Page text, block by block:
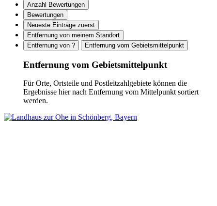
Anzahl Bewertungen
Bewertungen
Neueste Einträge zuerst
Entfernung von meinem Standort
Entfernung von ?
Entfernung vom Gebietsmittelpunkt
Entfernung vom Gebietsmittelpunkt
Für Orte, Ortsteile und Postleitzahlgebiete können die
Ergebnisse hier nach Entfernung vom Mittelpunkt sortiert
werden.